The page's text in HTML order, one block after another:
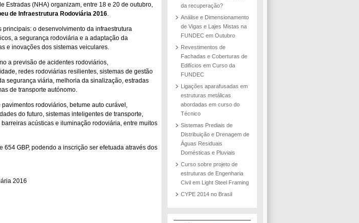
Estradas (NHA) organizam, entre 18 e 20 de outubro,
de Infraestrutura Rodoviária 2016.
o desenvolvimento da infraestrutura
a segurança rodoviária e a adaptação da
e inovações dos sistemas veiculares.
a previsão de acidentes rodoviários,
redes rodoviárias resilientes, sistemas de gestão
segurança viária, melhoria da sinalização, estradas
de transporte autónomo.
rodoviários, betume auto curável,
do futuro, sistemas inteligentes de transporte,
acústicas e iluminação rodoviária, entre muitos
654 GBP, podendo a inscrição ser efetuada através dos
2016
da recuperação?
Análise e Dimensionamento
de Vigas e Lajes Mistas na
FUNDEC em Outubro
Revestimentos de
Fachadas e Coberturas de
Edifícios em Curso da
FUNDEC
Ligações aparafusadas em
estruturas metálicas
abordadas em curso do
Técnico
Sistemas Prediais de
Distribuição e Drenagem de
Águas Residuais
Domésticas e Pluviais
Curso sobre projeto de
estruturas de Engenharia
Civil em Light Steel Framing
CYPE 2014 no Brasil